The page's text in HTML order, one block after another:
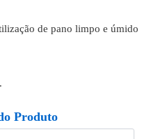
de pano limpo e úmido
Produto